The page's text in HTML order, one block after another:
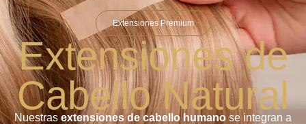
Extensiones Premium
Extensiones de
Cabello Natural
Nuestras extensiones de cabello humano se integran a